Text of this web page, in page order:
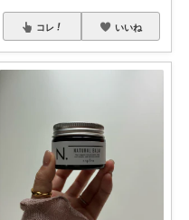
コレ いいね